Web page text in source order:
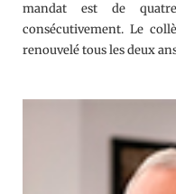
mandat est de
consécutivement. Le
renouvelé tous les deux